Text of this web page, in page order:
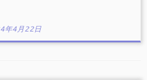
年4月22日